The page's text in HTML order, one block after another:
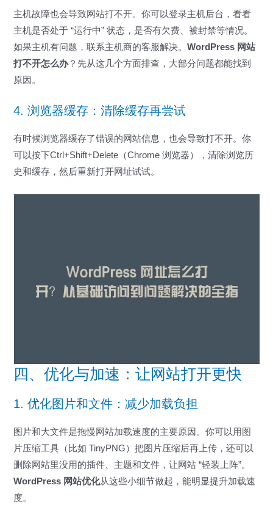
主机故障也会导致网站打不开。你可以登录主机后台，看看
主机是否处于 “运行中” 状态，是否有欠费、被封禁等情况。
如果主机有问题，联系主机商的客服解决。WordPress 网站
打不开怎么办？先从这几个方面排查，大部分问题都能找到
原因。
4. 浏览器缓存：清除缓存再尝试
有时候浏览器缓存了错误的网站信息，也会导致打不开。你
可以按下Ctrl+Shift+Delete（Chrome 浏览器），清除浏览历
史和缓存，然后重新打开网址试试。
四、优化与加速：让网站打开更快
1. 优化图片和文件：减少加载负担
图片和大文件是拖慢网站加载速度的主要原因。你可以用图
片压缩工具（比如 TinyPNG）把图片压缩后再上传，还可以
删除网站里没用的插件、主题和文件，让网站 “轻装上阵”。
WordPress 网站优化从这些小细节做起，能明显提升加载速
度。